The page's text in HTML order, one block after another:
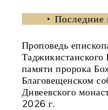
Последние
Проповедь
памяти пророка
Благовещенском
Дивеевского
2026 г.